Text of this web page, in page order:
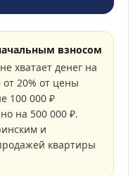
взносом
хватает денег на
20% от цены
100 000 ₽
на 500 000 ₽.
и
квартиры